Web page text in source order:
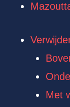
Met